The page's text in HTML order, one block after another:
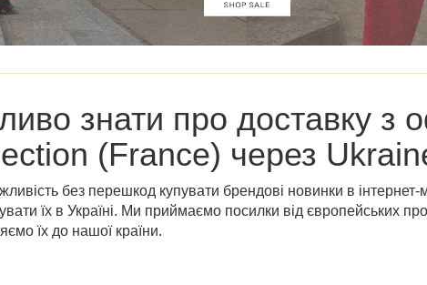
знати про доставку з
(France) через
без перешкод купувати брендові новинки в
їх в Україні. Ми приймаємо посилки від європейських
їх до нашої країни.